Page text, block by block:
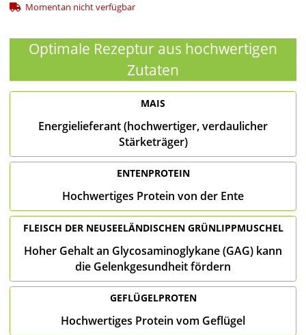
Momentan nicht verfügbar
Optimale Rezeptur aus hochwertigen
Zutaten
MAIS
Energielieferant (hochwertiger, verdaulicher
Stärketräger)
ENTENPROTEIN
Hochwertiges Protein von der Ente
FLEISCH DER NEUSEELÄNDISCHEN GRÜNLIPPMUSCHEL
Hoher Gehalt an Glycosaminoglykane (GAG) kann
die Gelenkgesundheit fördern
GEFLÜGELPROTEN
Hochwertiges Protein vom Geflügel